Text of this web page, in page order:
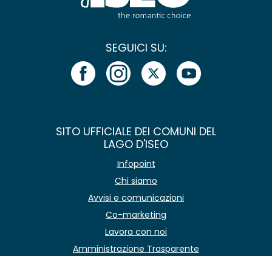
SEGUICI SU:
SITO UFFICIALE DEI COMUNI DEL
LAGO D'ISEO
Infopoint
Chi siamo
Avvisi e comunicazioni
Co-marketing
Lavora con noi
Amministrazione Trasparente